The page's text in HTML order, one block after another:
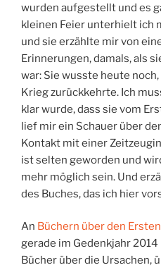
wurden aufgestellt und es
kleinen Feier unterhielt ich
und sie erzählte mir von
Erinnerungen, damals, als
war: Sie wusste heute
Krieg zurückkehrte. Ich
klar wurde, dass sie vom
lief mir ein Schauer über
Kontakt mit einer
ist selten geworden und
mehr möglich sein. Und
des Buches, das ich hier
An Büchern über den
gerade im Gedenkjahr
Bücher über die Ursachen,